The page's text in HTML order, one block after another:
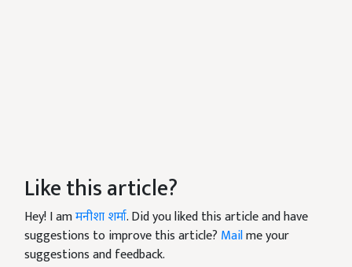
Like this article?
Hey! I amमनीशा शर्मा. Did you liked this article and have
suggestions to improve this article? Mailme your
suggestions and feedback.